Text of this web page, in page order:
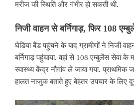
मरीज की स्थिति और गंभीर हो सकती थी.
निजी वाहन से बर्निगाड़,फिर108
घेडिया बैंड पहुंचने के बाद ग्रामीणों ने निजी
बर्निगाड़ पहुंचाया. वहां से 108 एम्बुलेंस सेवा के
स्वास्थ्य केंद्र नौगांव ले जाया गया. प्राथमिक
हालत नाजुक बताते हुए बेहतर उपचार के लिए